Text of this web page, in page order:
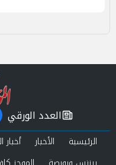
العدد الورقي
الرئيسية الأخبار أخبار